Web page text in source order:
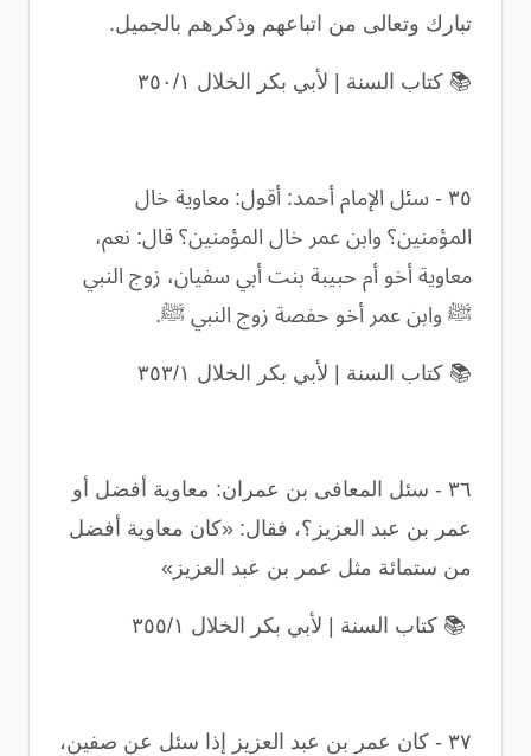
تبارك وتعالى من اتباعهم وذكرهم بالجميل.
📚 كتاب السنة | لأبي بكر الخلال ٣٥٠/١
٣٥ - سئل الإمام أحمد: أقول: معاوية خال
المؤمنين؟ وابن عمر خال المؤمنين؟ قال: نعم،
معاوية أخو أم حبيبة بنت أبي سفيان، زوج النبي
ﷺ وابن عمر أخو حفصة زوج النبي ﷺ.
📚 كتاب السنة | لأبي بكر الخلال ٣٥٣/١
٣٦ - سئل المعافى بن عمران: معاوية أفضل أو
عمر بن عبد العزيز؟، فقال: «كان معاوية أفضل
من ستمائة مثل عمر بن عبد العزيز »
📚 كتاب السنة | لأبي بكر الخلال ٣٥٥/١
٣٧ - كان عمر بن عبد العزيز إذا سئل عن صفين،